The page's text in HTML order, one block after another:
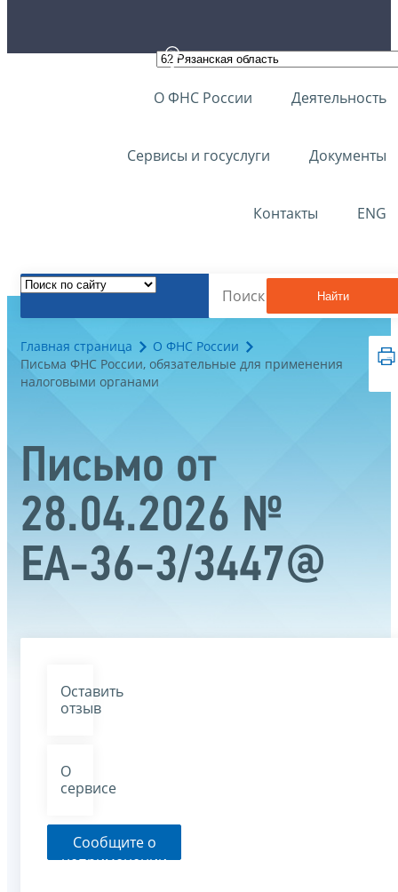
О ФНС России Деятельность
Сервисы и госуслуги Документы
Контакты ENG
Найти
Главная страница
О ФНС России
Письма ФНС России, обязательные для применения
налоговыми органами
Письмо от
28.04.2026 №
ЕА-36-3/3447@
Оставить
отзыв
О
сервисе
Сообщите о
неприменении